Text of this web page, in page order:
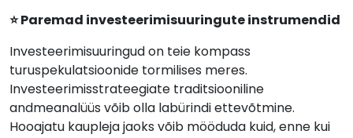
⭐ Paremad investeerimisuuringute instrumendid
Investeerimisuuringud on teie kompass
turuspekulatsioonide tormilises meres.
Investeerimisstrateegiate traditsiooniline
andmeanalüüs võib olla labürindi ettevõtmine.
Hooajatu kaupleja jaoks võib mööduda kuid, enne kui